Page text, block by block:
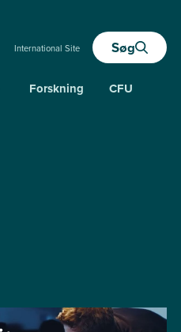
International Site Søg
Forskning CFU